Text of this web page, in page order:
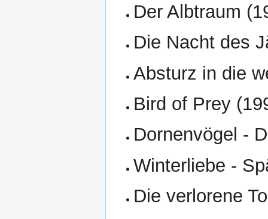
Der Albtraum
Die Nacht des
Absturz in die
Bird of Prey
Dornenvögel -
Winterliebe -
Die verlorene